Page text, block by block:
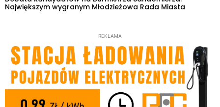
Największym wygranym Młodzieżowa Rada Miasta
REKLAMA